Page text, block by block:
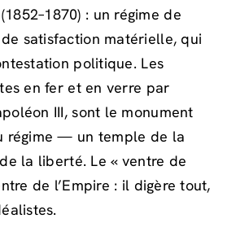
(1852–1870) : un régime de
satisfaction matérielle, qui
politique. Les
en fer et en verre par
III, sont le monument
régime — un temple de la
la liberté. Le « ventre de
de l’Empire : il digère tout,